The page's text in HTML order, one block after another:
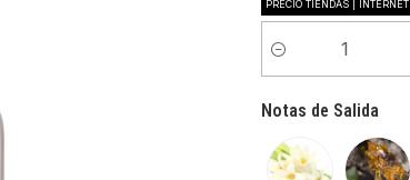
PRECIO TIENDAS | INTERNET
Cantidad
Notas de Salida